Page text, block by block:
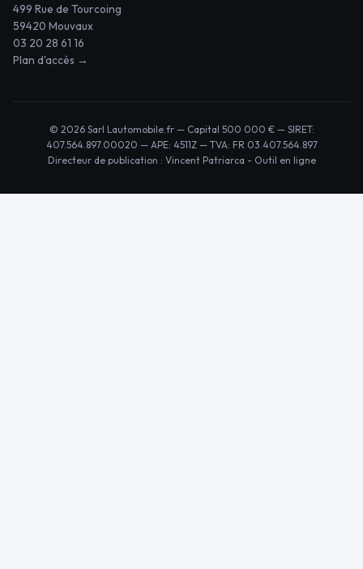
499 Rue de Tourcoing
59420 Mouvaux
03 20 28 61 16
Plan d'accès →
© 2026 Sarl Lautomobile.fr — Capital 500 000 € — SIRET:
407.564.897.00020 — APE: 4511Z — TVA: FR 03.407.564.897
Directeur de publication : Vincent Patriarca - Outil en ligne